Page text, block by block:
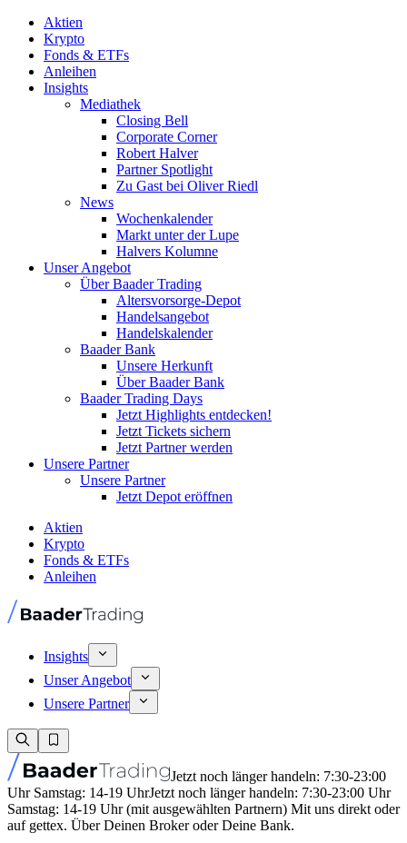
Aktien
Krypto
Fonds & ETFs
Anleihen
Insights
Mediathek
Closing Bell
Corporate Corner
Robert Halver
Partner Spotlight
Zu Gast bei Oliver Riedl
News
Wochenkalender
Markt unter der Lupe
Halvers Kolumne
Unser Angebot
Über Baader Trading
Altersvorsorge-Depot
Handelsangebot
Handelskalender
Baader Bank
Unsere Herkunft
Über Baader Bank
Baader Trading Days
Jetzt Highlights entdecken!
Jetzt Tickets sichern
Jetzt Partner werden
Unsere Partner
Unsere Partner
Jetzt Depot eröffnen
Aktien
Krypto
Fonds & ETFs
Anleihen
Insights
Unser Angebot
Unsere Partner
Jetzt noch länger handeln: 7:30-23:00
Uhr Samstag: 14-19 UhrJetzt noch länger handeln: 7:30-23:00 Uhr
Samstag: 14-19 Uhr (mit ausgewählten Partnern) Mit uns direkt oder
auf gettex. Über Deinen Broker oder Deine Bank.